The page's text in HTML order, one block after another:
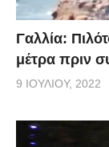
Γαλλία:
μέτρα πριν
9 ΙΟΥΛΊΟΥ, 2022